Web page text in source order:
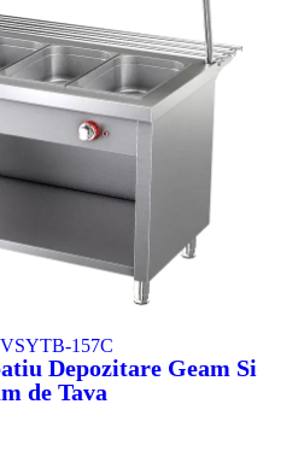
157C
Depozitare Geam Si
de Tava